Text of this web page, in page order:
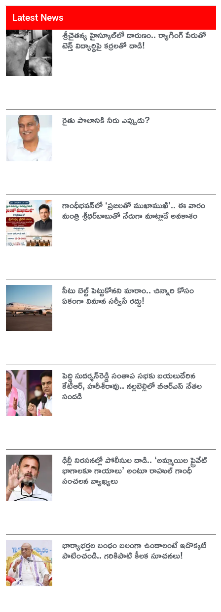
Latest News
శ్రీచైతన్య హైస్కూల్‌లో దారుణం.. ర్యాగింగ్ పేరుతో
టెన్త్ విద్యార్థిపై కర్రలతో దాడి!
రైతు పొలానికి నీరు ఎప్పుడు?
గాంధీభవన్‌లో ‘ప్రజలతో ముఖాముఖి’.. ఈ వారం
మంత్రి శ్రీధర్‌బాబుతో నేరుగా మాట్లాడే అవకాశం
సీటు బెల్ట్ పెట్టుకోనని మారాం.. చిన్నారి కోసం
ఏకంగా విమాన సర్వీసే రద్దు!
పెద్ది సుదర్శన్‌రెడ్డి సంతాప సభకు బయలుదేరిన
కేటీఆర్‌, హరీశ్‌రావు.. నల్లబెల్లిలో బీఆర్‌ఎస్‌ నేతల
సందడి
ఢిల్లీ నిరసనల్లో పోలీసుల దాడి.. ‘అమ్మాయిల ప్రైవేట్‌
భాగాలకూ గాయాలు’ అంటూ రాహుల్‌ గాంధీ
సంచలన వ్యాఖ్యలు
భార్యాభర్తల బంధం బలంగా ఉండాలంటే ఇదొక్కటి
పాటించండి.. గరికిపాటి కీలక సూచనలు!